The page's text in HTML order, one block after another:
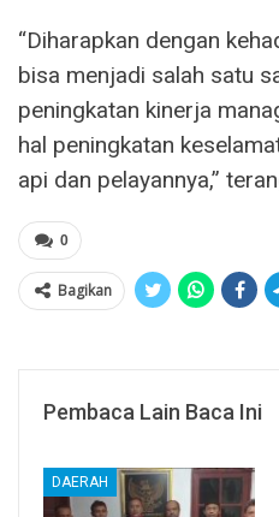
“Diharapkan dengan
bisa menjadi salah satu
peningkatan kinerja
hal peningkatan
api dan pelayannya,”
0
Bagikan
Pembaca Lain Baca Ini
DAERAH